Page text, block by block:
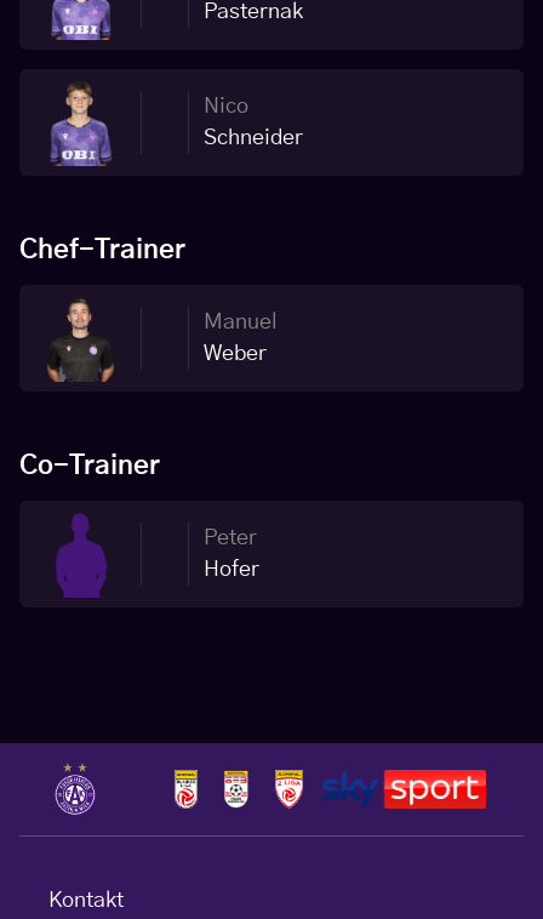
Pasternak
Nico
Schneider
Chef-Trainer
Manuel
Weber
Co-Trainer
Peter
Hofer
Kontakt